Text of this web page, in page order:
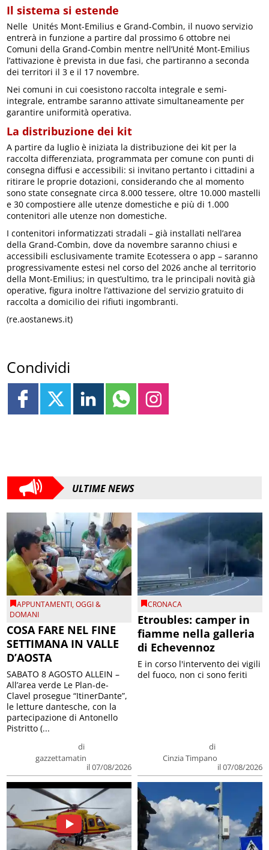
Il sistema si estende
Nelle Unités Mont-Emilius e Grand-Combin, il nuovo servizio
entrerà in funzione a partire dal prossimo 6 ottobre nei
Comuni della Grand-Combin mentre nell’Unité Mont-Emilius
l’attivazione è prevista in due fasi, che partiranno a seconda
dei territori il 3 e il 17 novembre.
Nei comuni in cui coesistono raccolta integrale e semi-
integrale, entrambe saranno attivate simultaneamente per
garantire uniformità operativa.
La distribuzione dei kit
A partire da luglio è iniziata la distribuzione dei kit per la
raccolta differenziata, programmata per comune con punti di
consegna diffusi e accessibili: si invitano pertanto i cittadini a
ritirare le proprie dotazioni, considerando che al momento
sono state consegnate circa 8.000 tessere, oltre 10.000 mastelli
e 30 compostiere alle utenze domestiche e più di 1.000
contenitori alle utenze non domestiche.
I contenitori informatizzati stradali – già installati nell’area
della Grand-Combin, dove da novembre saranno chiusi e
accessibili esclusivamente tramite Ecotessera o app – saranno
progressivamente estesi nel corso del 2026 anche al territorio
della Mont-Emilius; in quest’ultimo, tra le principali novità già
operative, figura inoltre l’attivazione del servizio gratuito di
raccolta a domicilio dei rifiuti ingombranti.
(re.aostanews.it)
Condividi
ULTIME NEWS
APPUNTAMENTI,OGGI &
DOMANI
COSA FARE NEL FINE
SETTIMANA IN VALLE
D’AOSTA
di
gazzettamatin
il 07/08/2026
SABATO 8 AGOSTO ALLEIN –
All’area verde Le Plan-de-
Clavel prosegue “ItinerDante”,
le letture dantesche, con la
partecipazione di Antonello
Pistritto (...
CRONACA
Etroubles: camper in
fiamme nella galleria
di Echevennoz
di
Cinzia Timpano
il 07/08/2026
E in corso l'intervento dei vigili
del fuoco, non ci sono feriti